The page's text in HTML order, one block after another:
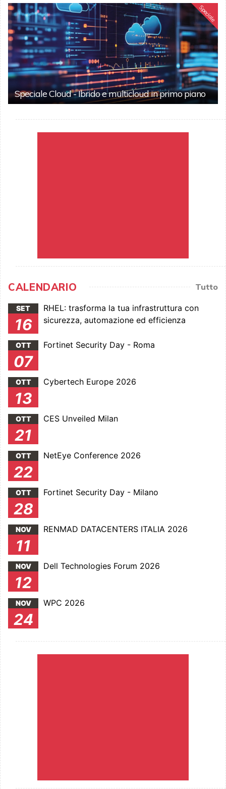
Speciale
Speciale Cloud - Ibrido e multicloud in primo piano
CALENDARIO Tutto
SET
16
RHEL: trasforma la tua infrastruttura con
sicurezza, automazione ed efficienza
OTT
07
Fortinet Security Day - Roma
OTT
13
Cybertech Europe 2026
OTT
21
CES Unveiled Milan
OTT
22
NetEye Conference 2026
OTT
28
Fortinet Security Day - Milano
NOV
11
RENMAD DATACENTERS ITALIA 2026
NOV
12
Dell Technologies Forum 2026
NOV
24
WPC 2026